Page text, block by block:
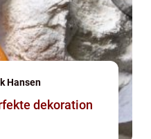
Hansen
dekoration